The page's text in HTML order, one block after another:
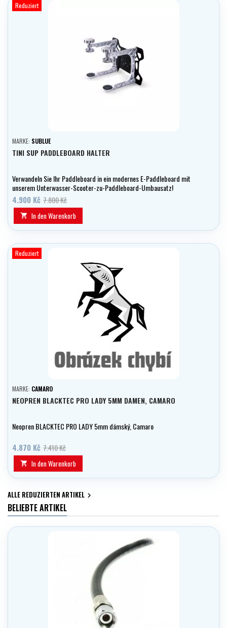
Reduziert
MARKE: SUBLUE
TINI SUP PADDLEBOARD HALTER
Verwandeln Sie Ihr Paddleboard in ein modernes E-Paddleboard mit
unserem Unterwasser-Scooter-zu-Paddleboard-Umbausatz!
4.900 Kč 7.800 Kč
 In den Warenkorb
Reduziert
MARKE: CAMARO
NEOPREN BLACKTEC PRO LADY 5MM DAMEN, CAMARO
Neopren BLACKTEC PRO LADY 5mm dámský, Camaro
4.870 Kč 7.410 Kč
 In den Warenkorb
ALLE REDUZIERTEN ARTIKEL 
BELIEBTE ARTIKEL